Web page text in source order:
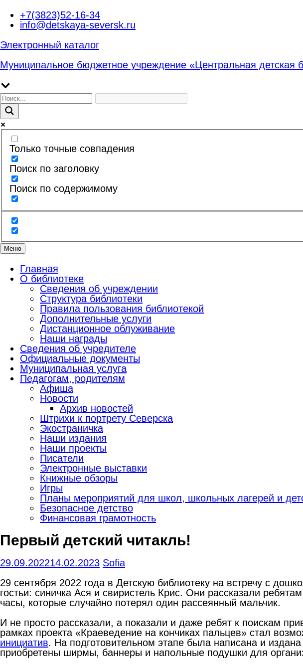
Перейти+7(3823)52-16-34
info@detskaya-seversk.ru
Электронный каталог
Муниципальное бюджетное учреждение «Центральная
Только точные совпадения
Поиск по заголовку
Поиск по содержимому
Меню
Главная
О библиотеке
Сведения об учреждении
Структура библиотеки
Правила пользования библиотекой
Дополнительные услуги
Дистанционное облуживание
Наши награды
Сведения об учредителе
Официальные документы
Муниципальная услуга
Педагогам, родителям
Афиша
Новости
Архив новостей
Штрихи к портрету Северска
Экостраничка
Наши издания
Наши проекты
Писатели
Электронные выставки
Книжные обзоры
Игры
Планы мероприятий для школ, школьных лагерей и
Безопасное детство
Финансовая грамотность
Первый детский читакль!
29.09.202214.02.2023 Sofia
29 сентября 2022 года в Детскую библиотеку на встречу с
гостьи: синичка Ася и свиристель Крис. Они рассказали
часы, которые случайно потерял один рассеянный мальчик.
И не просто рассказали, а показали и даже ребят к поискам
рамках проекта «Краеведение на кончиках пальцев» стал
инициатив. На подготовительном этапе была написана и
приобретены ширмы, баннеры и напольные подушки для